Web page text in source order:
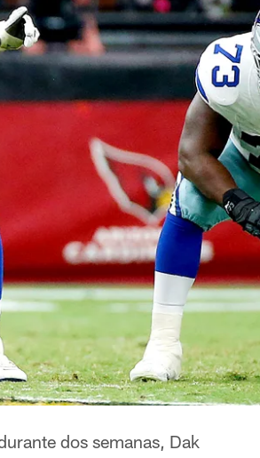
dos semanas, Dak